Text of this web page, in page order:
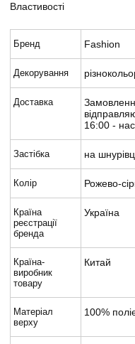
Властивості
Бренд Fashion
Декорування
Доставка
16:00 -
Застібка на
Колір Рожево-
Країна
реєстрації
бренда
Україна
Країна-
виробник
товару
Китай
Матеріал
верху
100%